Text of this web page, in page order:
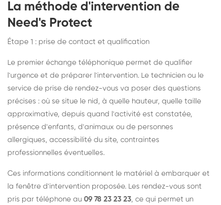
La méthode d'intervention de
Need's Protect
Étape 1 : prise de contact et qualification
Le premier échange téléphonique permet de qualifier
l'urgence et de préparer l'intervention. Le technicien ou le
service de prise de rendez-vous va poser des questions
précises : où se situe le nid, à quelle hauteur, quelle taille
approximative, depuis quand l'activité est constatée,
présence d'enfants, d'animaux ou de personnes
allergiques, accessibilité du site, contraintes
professionnelles éventuelles.
Ces informations conditionnent le matériel à embarquer et
la fenêtre d'intervention proposée. Les rendez-vous sont
pris par téléphone au 09 78 23 23 23, ce qui permet un